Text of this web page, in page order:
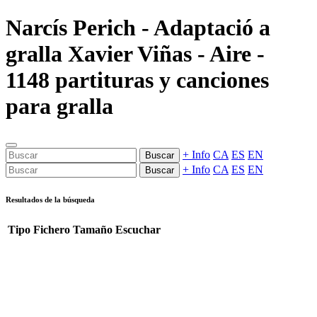
Narcís Perich - Adaptació a
gralla Xavier Viñas - Aire -
1148 partituras y canciones
para gralla
Buscar + Info CA ES EN
Buscar + Info CA ES EN
Resultados de la búsqueda
Tipo Fichero Tamaño Escuchar